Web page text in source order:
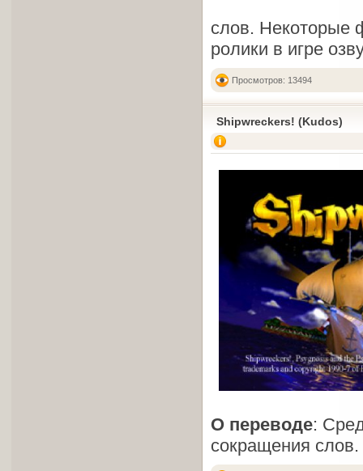
слов. Некоторые
ролики в игре
Просмотров: 13494
Shipwreckers! (Kudos)
О переводе:
сокращения